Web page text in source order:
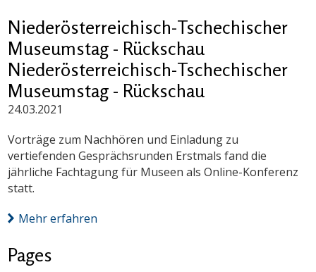
Niederösterreichisch-Tschechischer
Museumstag - Rückschau
Niederösterreichisch-Tschechischer
Museumstag - Rückschau
24.03.2021
Vorträge zum Nachhören und Einladung zu
vertiefenden Gesprächsrunden Erstmals fand die
jährliche Fachtagung für Museen als Online-Konferenz
statt.
Mehr erfahren
Pages